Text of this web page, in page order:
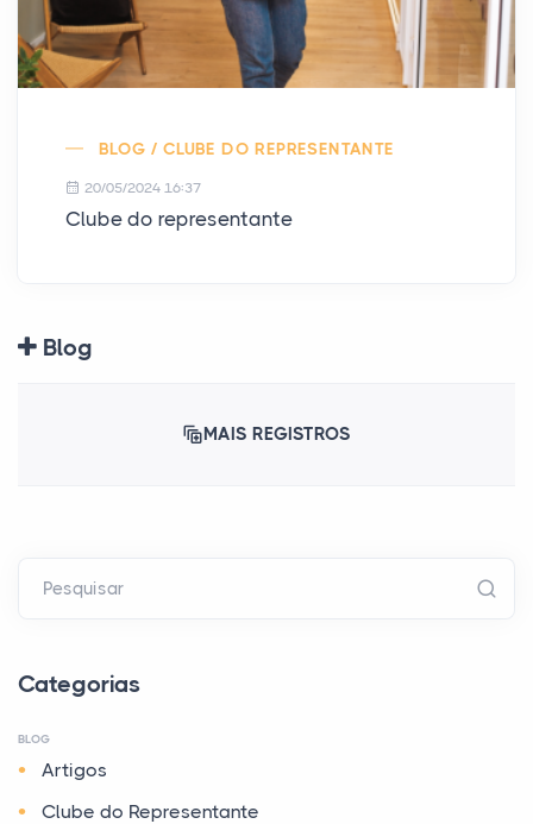
BLOG / CLUBE DO REPRESENTANTE
20/05/2024 16:37
Clube do representante
Blog
MAIS REGISTROS
Pesquisar
Categorias
BLOG
Artigos
Clube do Representante